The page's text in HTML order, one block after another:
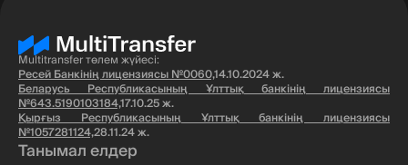
Multitransfer төлем жүйесі:
Ресей Банкінің лицензиясы №0060,14.10.2024 ж.
Беларусь Республикасының Ұлттық банкінің лицензиясы
№643.5190103184,17.10.25 ж.
Қырғыз Республикасының Ұлттық банкінің лицензиясы
№1057281124,28.11.24 ж.
Танымал елдер